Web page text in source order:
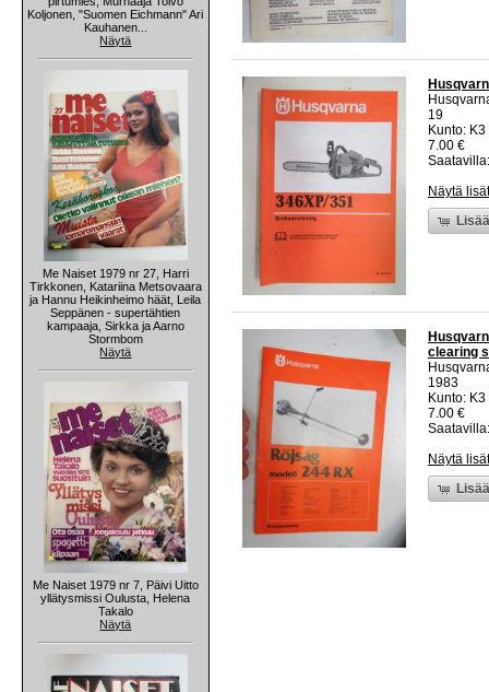
Koljonen, "Suomen Eichmann" Ari
Kauhanen...
Näytä
Me Naiset 1979 nr 27, Harri
Tirkkonen, Katariina Metsovaara
ja Hannu Heikinheimo häät, Leila
Seppänen - supertähtien
kampaaja, Sirkka ja Aarno
Stormbom
Näytä
Me Naiset 1979 nr 7, Päivi Uitto
yllätysmissi Oulusta, Helena
Takalo
Näytä
19
Kunto:
7.00 €
Näytä
clearing
1983
Kunto:
7.00 €
Näytä